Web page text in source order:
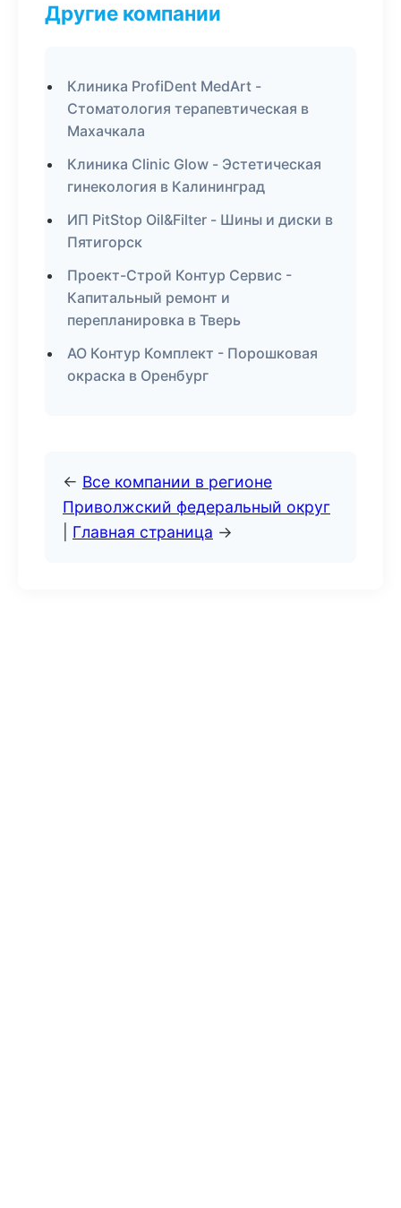
Другие компании
Клиника ProfiDent MedArt -
Стоматология терапевтическая в
Махачкала
Клиника Clinic Glow - Эстетическая
гинекология в Калининград
ИП PitStop Oil&Filter - Шины и диски в
Пятигорск
Проект-Строй Контур Сервис -
Капитальный ремонт и
перепланировка в Тверь
АО Контур Комплект - Порошковая
окраска в Оренбург
← Все компании в регионе
Приволжский федеральный округ
Главная страница →